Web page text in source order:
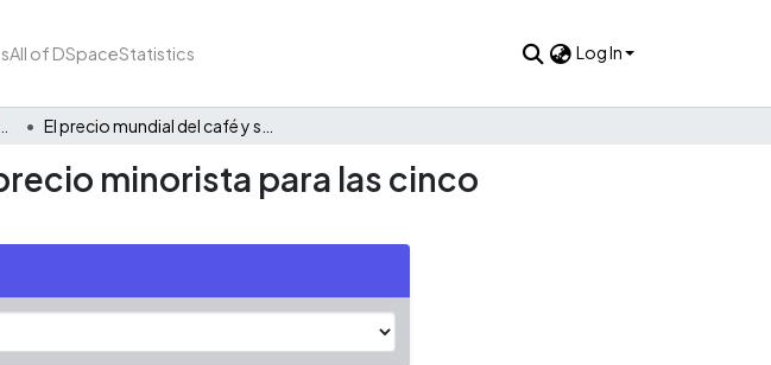
All of DSpaceStatistics Log In
minorista para las cinco